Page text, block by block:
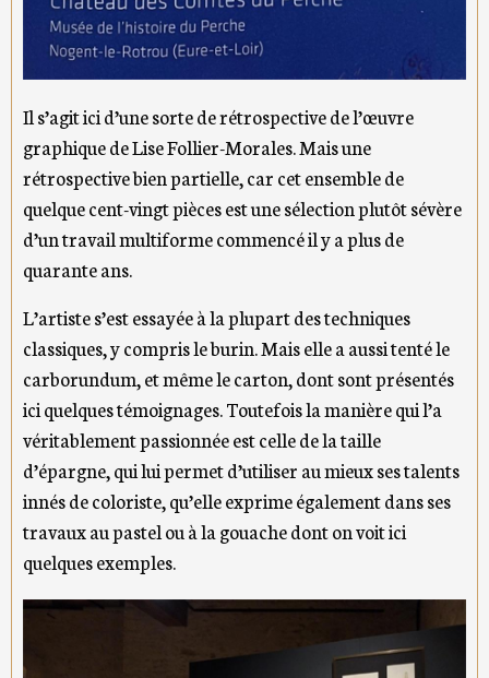
Il s’agit ici d’une sorte de rétrospective de l’œuvre
graphique de Lise Follier-Morales. Mais une
rétrospective bien partielle, car cet ensemble de
quelque cent-vingt pièces est une sélection plutôt sévère
d’un travail multiforme commencé il y a plus de
quarante ans.
L’artiste s’est essayée à la plupart des techniques
classiques, y compris le burin. Mais elle a aussi tenté le
carborundum, et même le carton, dont sont présentés
ici quelques témoignages. Toutefois la manière qui l’a
véritablement passionnée est celle de la taille
d’épargne, qui lui permet d’utiliser au mieux ses talents
innés de coloriste, qu’elle exprime également dans ses
travaux au pastel ou à la gouache dont on voit ici
quelques exemples.